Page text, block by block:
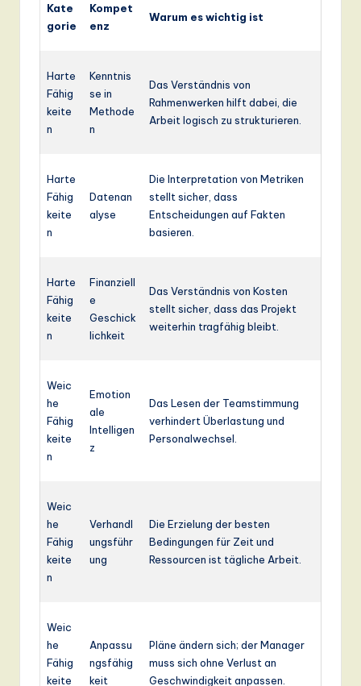
Kate
gorie
Kompet
enz
Warum es wichtig ist
Harte
Fähig
keite
n
Kenntnis
se in
Methode
n
Das Verständnis von
Rahmenwerken hilft dabei, die
Arbeit logisch zu strukturieren.
Harte
Fähig
keite
n
Datenan
alyse
Die Interpretation von Metriken
stellt sicher, dass
Entscheidungen auf Fakten
basieren.
Harte
Fähig
keite
n
Finanziell
e
Geschick
lichkeit
Das Verständnis von Kosten
stellt sicher, dass das Projekt
weiterhin tragfähig bleibt.
Weic
he
Fähig
keite
n
Emotion
ale
Intelligen
z
Das Lesen der Teamstimmung
verhindert Überlastung und
Personalwechsel.
Weic
he
Fähig
keite
n
Verhandl
ungsführ
ung
Die Erzielung der besten
Bedingungen für Zeit und
Ressourcen ist tägliche Arbeit.
Weic
he
Fähig
keite
Anpassu
ngsfähig
keit
Pläne ändern sich; der Manager
muss sich ohne Verlust an
Geschwindigkeit anpassen.